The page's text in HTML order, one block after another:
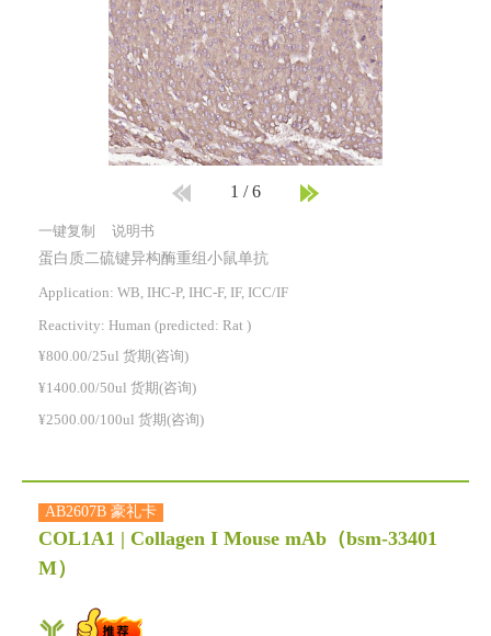
1 /6
一键复制 说明书
蛋白质二硫键异构酶重组小鼠单抗
Application: WB, IHC-P, IHC-F, IF, ICC/IF
Reactivity: Human (predicted: Rat )
¥800.00/25ul 货期(咨询)
¥1400.00/50ul 货期(咨询)
¥2500.00/100ul 货期(咨询)
AB2607B 豪礼卡
COL1A1 | Collagen I Mouse mAb （bsm-33401
M）